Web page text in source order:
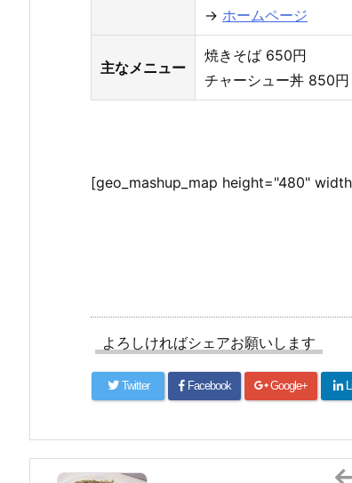
→ ホームページ
主なメニュー
焼きそば 650円
チャーシュー丼 850円
[geo_mashup_map height="480"
よろしければシェアお願いします
Twitter Facebook Google+